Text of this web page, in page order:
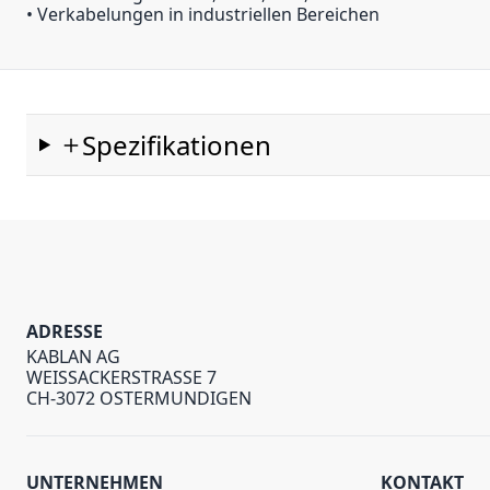
• Verkabelungen in industriellen Bereichen
Spezifikationen
ADRESSE
KABLAN AG
WEISSACKERSTRASSE 7
CH-3072 OSTERMUNDIGEN
UNTERNEHMEN KONTAKT